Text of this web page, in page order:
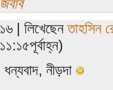
জবাব
১৬ | লিখেছেনতাহসিন
১১:১৫পূর্বাহ্ন)
ধন্যবাদ, নীড়দা